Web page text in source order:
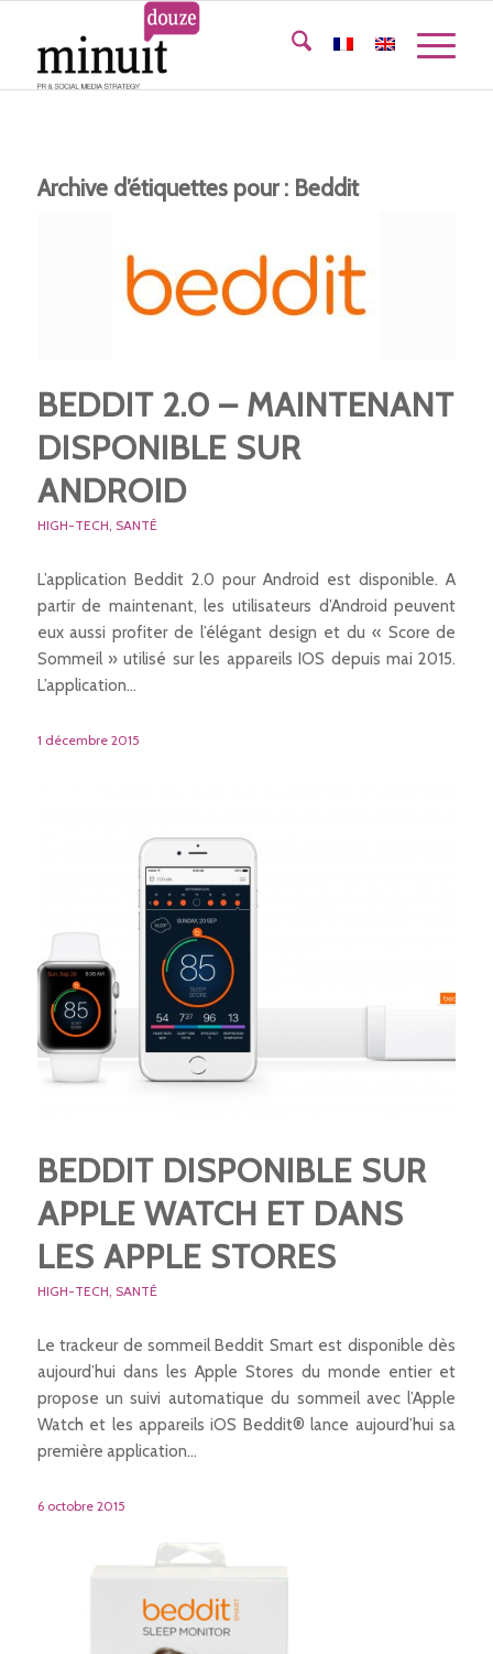
Archive d’étiquettes pour : Beddit
BEDDIT 2.0 – MAINTENANT
DISPONIBLE SUR
ANDROID
HIGH-TECH, SANTÉ
L’application Beddit 2.0 pour Android est disponible. A
partir de maintenant, les utilisateurs d’Android peuvent
eux aussi profiter de l’élégant design et du « Score de
Sommeil » utilisé sur les appareils IOS depuis mai 2015.
L’application…
1 décembre 2015
BEDDIT DISPONIBLE SUR
APPLE WATCH ET DANS
LES APPLE STORES
HIGH-TECH SANTÉ
Le trackeur de sommeil Beddit Smart est disponible dès
aujourd’hui dans les Apple Stores du monde entier et
propose un suivi automatique du sommeil avec l’Apple
Watch et les appareils iOS Beddit® lance aujourd’hui sa
première application…
6 octobre 2015